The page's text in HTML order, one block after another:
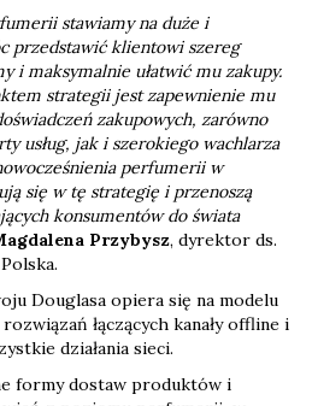
stawiamy na duże i
przedstawić klientowi szereg
i maksymalnie ułatwić mu zakupy.
strategii jest zapewnienie mu
zakupowych, zarówno
usług, jak i szerokiego wachlarza
perfumerii w
się w tę strategię i przenoszą
konsumentów do świata
Przybysz, dyrektor ds.
Douglasa opiera się na modelu
łączących kanały offline i
działania sieci.
formy dostaw produktów i